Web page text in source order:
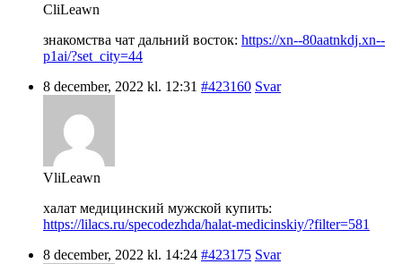
CliLeawn
знакомства чат дальний восток: https://xn--80aatnkdj.xn--
p1ai/?set_city=44
8 december, 2022 kl. 12:31 #423160 Svar
VliLeawn
халат медицинский мужской купить:
https://lilacs.ru/specodezhda/halat-medicinskiy/?filter=581
8 december, 2022 kl. 14:24 #423175 Svar